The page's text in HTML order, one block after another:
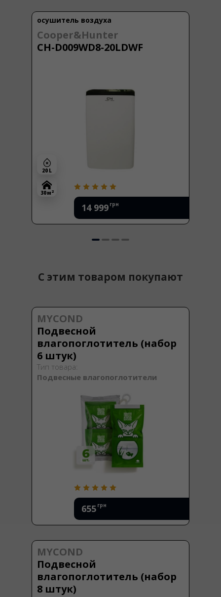
осушитель воздуха
Cooper&Hunter
CH-D009WD8-20LDWF
14 999 грн
20 L
30 м 2
С этим товаром покупают
MYCOND
Подвесной
влагопоглотитель (набор
6 штук)
Тип товара:
Подвесные влагопоглотители
655 грн
MYCOND
Подвесной
влагопоглотитель (набор
8 штук)